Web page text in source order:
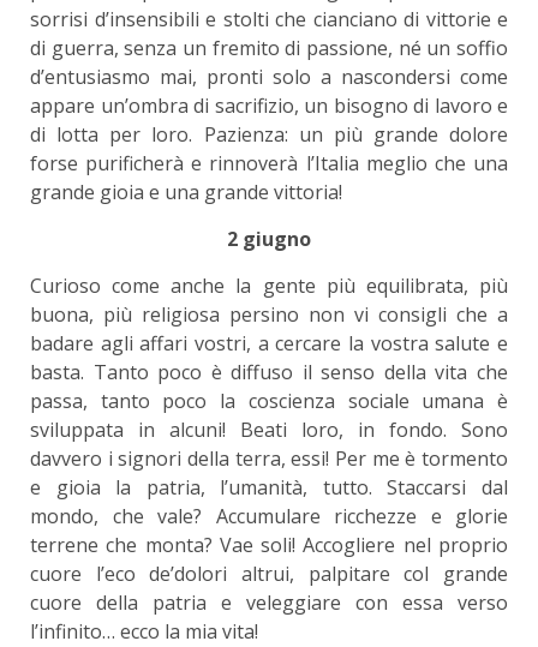
sorrisi d’insensibili e stolti che cianciano di vittorie e
di guerra, senza un fremito di passione, né un soffio
d’entusiasmo mai, pronti solo a nascondersi come
appare un’ombra di sacrifizio, un bisogno di lavoro e
di lotta per loro. Pazienza: un più grande dolore
forse purificherà e rinnoverà l’Italia meglio che una
grande gioia e una grande vittoria!
2 giugno
Curioso come anche la gente più equilibrata, più
buona, più religiosa persino non vi consigli che a
badare agli affari vostri, a cercare la vostra salute e
basta. Tanto poco è diffuso il senso della vita che
passa, tanto poco la coscienza sociale umana è
sviluppata in alcuni! Beati loro, in fondo. Sono
davvero i signori della terra, essi! Per me è tormento
e gioia la patria, l’umanità, tutto. Staccarsi dal
mondo, che vale? Accumulare ricchezze e glorie
terrene che monta? Vae soli! Accogliere nel proprio
cuore l’eco de’dolori altrui, palpitare col grande
cuore della patria e veleggiare con essa verso
l’infinito… ecco la mia vita!